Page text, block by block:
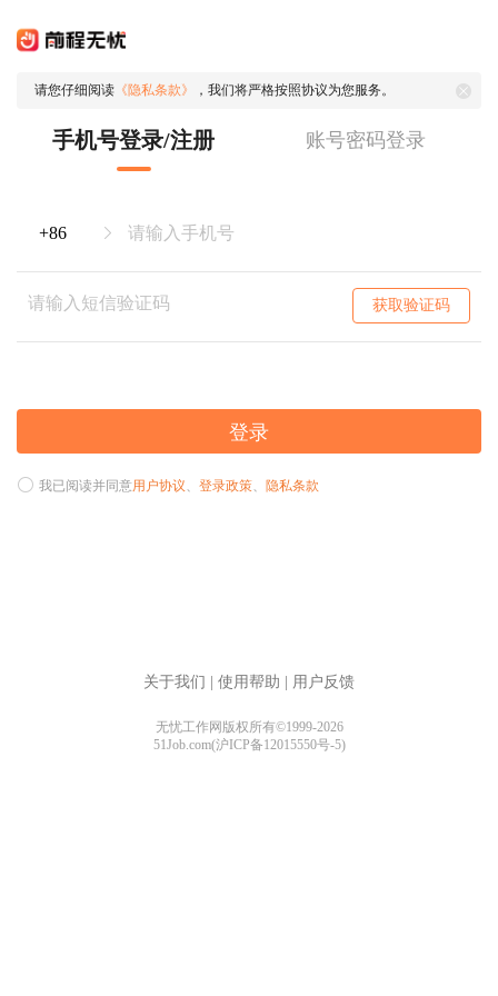
请您仔细阅读 《隐私条款》 ，我们将严格按照协议为您服务。
手机号登录/注册 账号密码登录
获取验证码
登录
我已阅读并同意用户协议、 登录政策、 隐私条款
关于我们 使用帮助 用户反馈
无忧工作网版权所有©1999-2026
51Job.com(沪ICP备12015550号-5)